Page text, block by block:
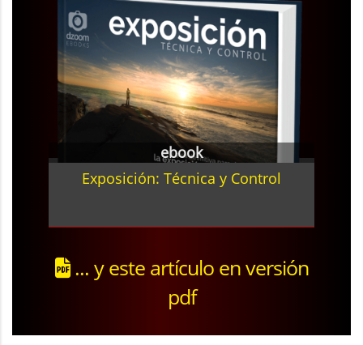
ebook
Exposición: Técnica y Control
... y este artículo en versión
pdf